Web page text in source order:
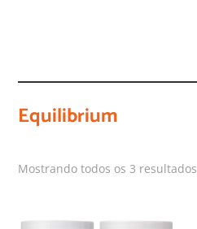
Equilibrium
Mostrando todos os 3 resultados